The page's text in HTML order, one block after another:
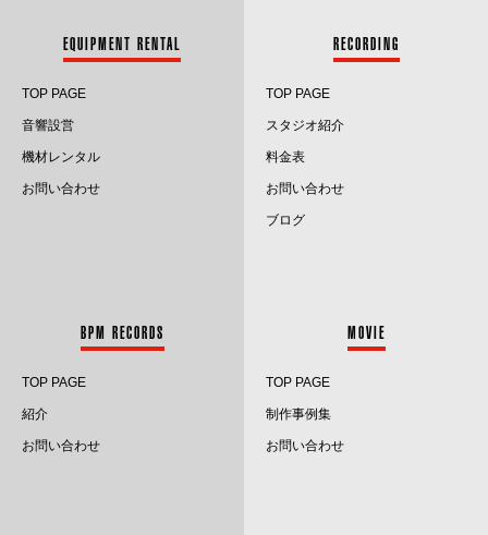
2024.4
2024.2
2024.1
2023.9
EQUIPMENT RENTAL
TOP PAGE
音響設営
機材レンタル
お問い合わせ
RECORDING
TOP PAGE
スタジオ紹介
料金表
お問い合わせ
ブログ
BPM RECORDS
TOP PAGE
紹介
お問い合わせ
MOVIE
TOP PAGE
制作事例集
お問い合わせ